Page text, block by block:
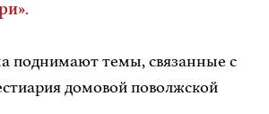
.
поднимают темы, связанные с
домовой поволжской